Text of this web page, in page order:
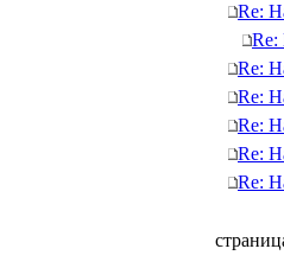
Re:
Re:
Re:
Re:
Re:
Re:
Re: